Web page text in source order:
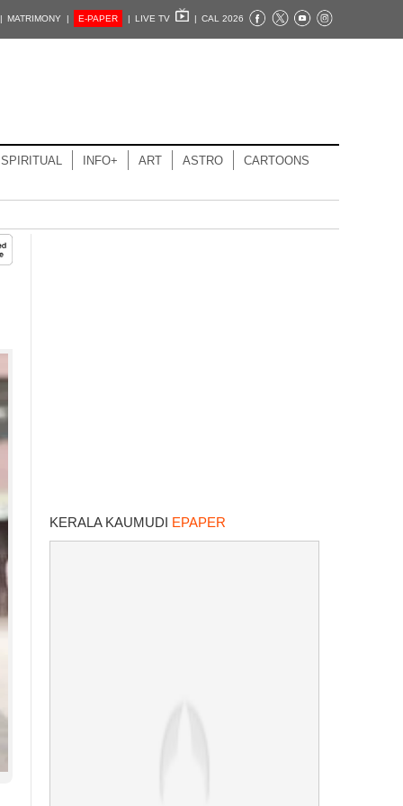
MATRIMONY | E-PAPER | LIVE TV | CAL 2026
SPIRITUAL INFO+ ART ASTRO CARTOONS
KERALA KAUMUDI EPAPER